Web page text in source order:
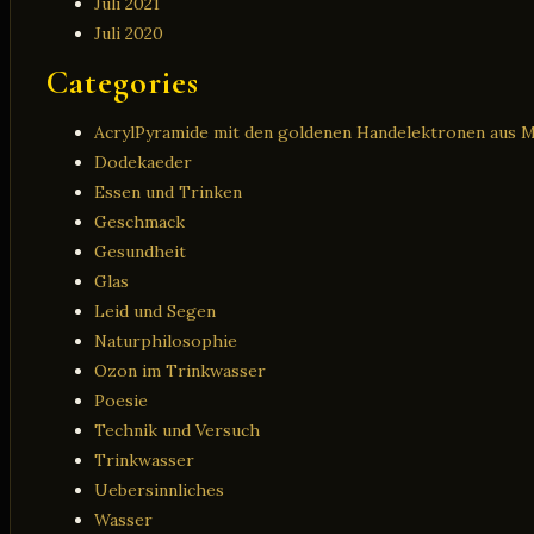
Juli 2020
Categories
AcrylPyramide mit den goldenen Handelektronen aus
Dodekaeder
Essen und Trinken
Geschmack
Gesundheit
Glas
Leid und Segen
Naturphilosophie
Ozon im Trinkwasser
Poesie
Technik und Versuch
Trinkwasser
Uebersinnliches
Wasser